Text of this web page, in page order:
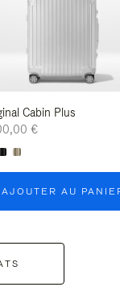
Cabin Plus
€
AJOUTER AU